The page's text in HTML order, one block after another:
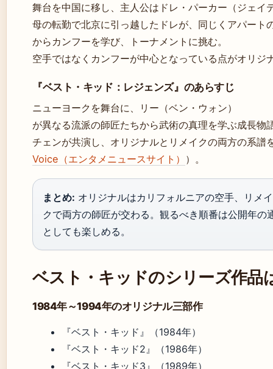
舞台を中国に移し、主人公はドレ・パーカー（ジェイ
母の転勤で北京に引っ越したドレが、同じくアパート
からカンフーを学び、トーナメントに挑む。
空手ではなくカンフーが中心となっている点がオリジ
『ベスト・キッド：レジェンズ』のあらすじ
ニューヨークを舞台に、リー（ベン・ウォン）
が異なる流派の師匠たちから武術の真理を学ぶ成長物
チェンが共演し、オリジナルとリメイクの両方の系譜
Voice（エンタメニュースサイト） ）。
まとめ: オリジナルはカリフォルニアの空手、リメ
クで両方の師匠が交わる。観るべき順番は公開年
としても楽しめる。
ベスト・キッドのシリーズ作品
1984年～1994年のオリジナル三部作
『ベスト・キッド』（1984年）
『ベスト・キッド2』（1986年）
『ベスト・キッド3』（1989年）